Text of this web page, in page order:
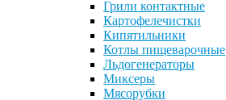
Грили контактные
Картофелечистки
Кипятильники
Котлы пищеварочные
Льдогенераторы
Миксеры
Мясорубки